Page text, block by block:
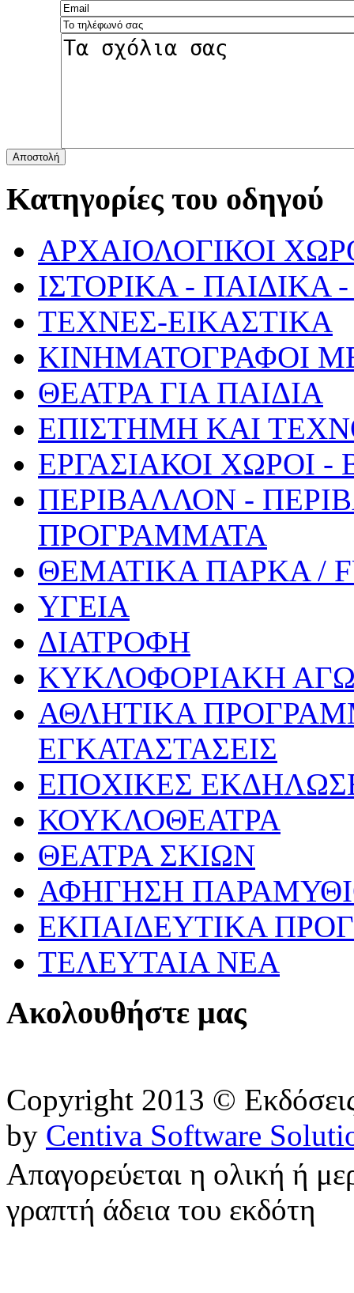
Αποστολή
Κατηγορίες του οδηγού
ΑΡΧΑΙΟΛΟΓΙΚΟΙ
ΙΣΤΟΡΙΚΑ -
ΤΕΧΝΕΣ-ΕΙΚΑΣΤΙΚΑ
ΚΙΝΗΜΑΤΟΓΡΑΦΟΙ
ΘΕΑΤΡΑ ΓΙΑ ΠΑΙΔΙΑ
ΕΠΙΣΤΗΜΗ ΚΑΙ
ΕΡΓΑΣΙΑΚΟΙ ΧΩΡΟΙ
ΠΕΡΙΒΑΛΛΟΝ -
ΠΡΟΓΡΑΜΜΑΤΑ
ΘΕΜΑΤΙΚΑ ΠΑΡΚΑ /
ΥΓΕΙΑ
ΔΙΑΤΡΟΦΗ
ΚΥΚΛΟΦΟΡΙΑΚΗ
ΑΘΛΗΤΙΚΑ
ΕΓΚΑΤΑΣΤΑΣΕΙΣ
ΕΠΟΧΙΚΕΣ
ΚΟΥΚΛΟΘΕΑΤΡΑ
ΘΕΑΤΡΑ ΣΚΙΩΝ
ΑΦΗΓΗΣΗ
ΕΚΠΑΙΔΕΥΤΙΚΑ
ΤΕΛΕΥΤΑΙΑ ΝΕΑ
Ακολουθήστε μας
Copyright 2013 ©
by Centiva Software
Απαγορεύεται η ολική ή
γραπτή άδεια του εκδότη